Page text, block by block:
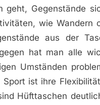
geht, Gegenstände
wie Wandern
aus der
hat man alle
Umständen
ist ihre
Hüfttaschen